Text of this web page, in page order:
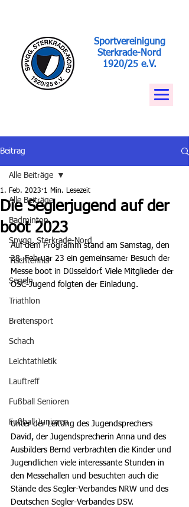
Sportvereinigung
Sterkrade-Nord
1920/25 e.V.
Beitrag
Alle Beiträge
Badminton
Spvgg. Sterkrade-Nord
Tischtennis
Segeln
Triathlon
Breitensport
Schach
Leichtathletik
Lauftreff
Fußball Senioren
Fußball Junioren
Alle Beiträge
Die Seglerjugend auf der
boot 2023
1. Feb. 2023 1 Min. Lesezeit
Auf dem Programm stand am Samstag, den
28. Februar 23 ein gemeinsamer Besuch der
Messe boot in Düsseldorf. Viele Mitglieder der
OSC-Jugend folgten der Einladung.
Unter der Leitung des Jugendsprechers
David, der Jugendsprecherin Anna und des
Ausbilders Bernd verbrachten die Kinder und
Jugendlichen viele interessante Stunden in
den Messehallen und besuchten auch die
Stände des Segler-Verbandes NRW und des
Deutschen Segler-Verbandes DSV.